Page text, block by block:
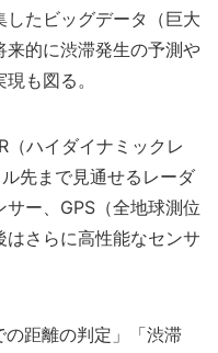
たビッグデータ（巨大
来的に渋滞発生の予測や
も図る。
ハイダイナミックレ
先まで見通せるレーダ
ー、GPS（全地球測位
さらに高性能なセンサ
距離の判定」「渋滞